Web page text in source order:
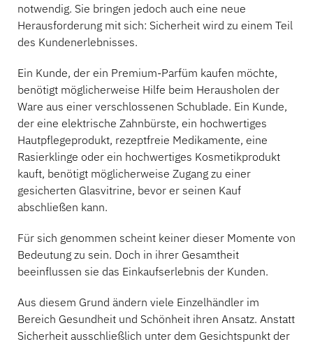
notwendig. Sie bringen jedoch auch eine neue
Herausforderung mit sich: Sicherheit wird zu einem Teil
des Kundenerlebnisses.
Ein Kunde, der ein Premium-Parfüm kaufen möchte,
benötigt möglicherweise Hilfe beim Herausholen der
Ware aus einer verschlossenen Schublade. Ein Kunde,
der eine elektrische Zahnbürste, ein hochwertiges
Hautpflegeprodukt, rezeptfreie Medikamente, eine
Rasierklinge oder ein hochwertiges Kosmetikprodukt
kauft, benötigt möglicherweise Zugang zu einer
gesicherten Glasvitrine, bevor er seinen Kauf
abschließen kann.
Für sich genommen scheint keiner dieser Momente von
Bedeutung zu sein. Doch in ihrer Gesamtheit
beeinflussen sie das Einkaufserlebnis der Kunden.
Aus diesem Grund ändern viele Einzelhändler im
Bereich Gesundheit und Schönheit ihren Ansatz. Anstatt
Sicherheit ausschließlich unter dem Gesichtspunkt der